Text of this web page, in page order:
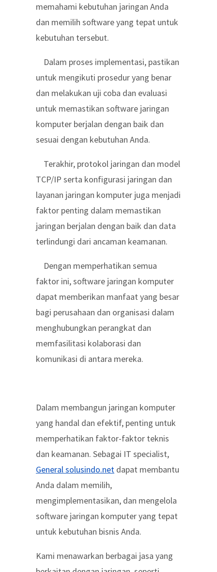
memahami kebutuhan jaringan Anda
dan memilih software yang tepat untuk
kebutuhan tersebut.
Dalam proses implementasi, pastikan
untuk mengikuti prosedur yang benar
dan melakukan uji coba dan evaluasi
untuk memastikan software jaringan
komputer berjalan dengan baik dan
sesuai dengan kebutuhan Anda.
Terakhir, protokol jaringan dan model
TCP/IP serta konfigurasi jaringan dan
layanan jaringan komputer juga menjadi
faktor penting dalam memastikan
jaringan berjalan dengan baik dan data
terlindungi dari ancaman keamanan.
Dengan memperhatikan semua
faktor ini, software jaringan komputer
dapat memberikan manfaat yang besar
bagi perusahaan dan organisasi dalam
menghubungkan perangkat dan
memfasilitasi kolaborasi dan
komunikasi di antara mereka.
Dalam membangun jaringan komputer
yang handal dan efektif, penting untuk
memperhatikan faktor-faktor teknis
dan keamanan. Sebagai IT specialist,
General solusindo.net dapat membantu
Anda dalam memilih,
mengimplementasikan, dan mengelola
software jaringan komputer yang tepat
untuk kebutuhan bisnis Anda.
Kami menawarkan berbagai jasa yang